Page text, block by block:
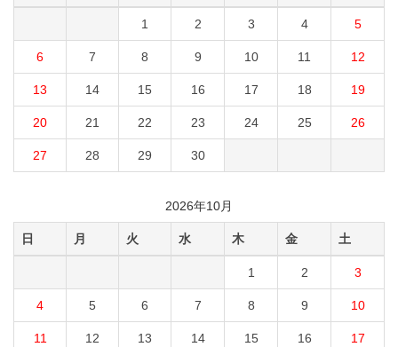
1 2 3 4 5
6 7 8 9 10 11 12
13 14 15 16 17 18 19
20 21 22 23 24 25 26
27 28 29 30
2026年10月
日 月 火 水 木 金 土
1 2 3
4 5 6 7 8 9 10
11 12 13 14 15 16 17